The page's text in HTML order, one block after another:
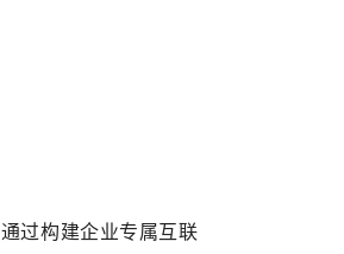
通过构建企业专属互联